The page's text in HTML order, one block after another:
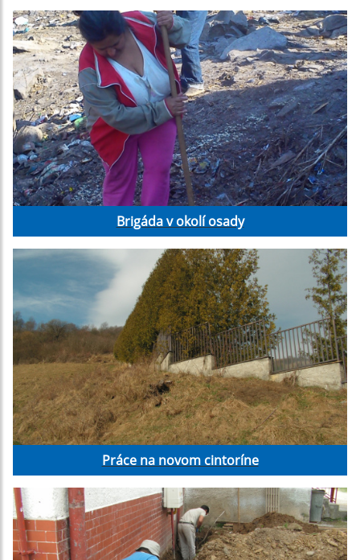
Brigáda v okolí osady
Práce na novom cintoríne